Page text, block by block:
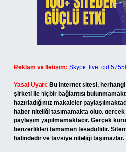
Reklam ve İletişim: Skype:
Yasal Uyarı: Bu internet sitesi,
şirketi ile hiçbir bağlantısı
hazırladığımız makaleler
haber niteliği taşımamakta olup,
paylaşım yapılmamaktadır. Gerçek
benzerlikleri tamamen tesadüfidir.
halindedir ve tavsiye niteliği taşımazlar.